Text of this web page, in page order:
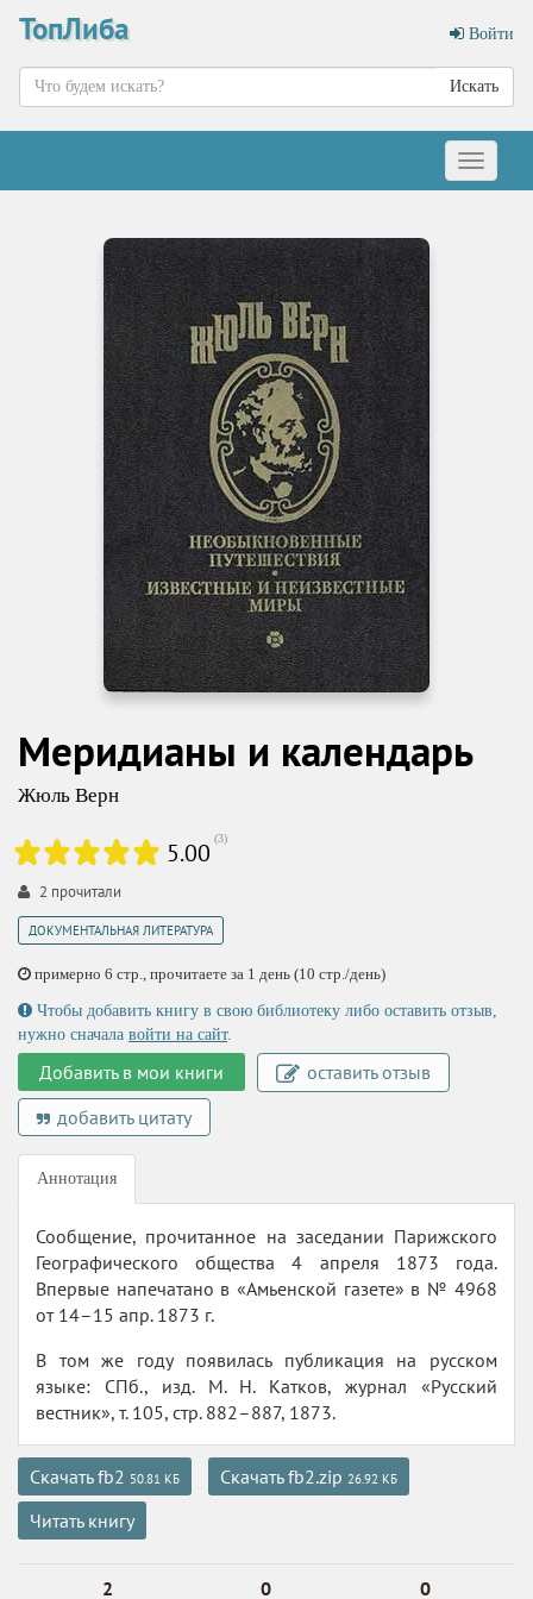
ТопЛиба Войти
Искать
Меню
Меридианы и календарь
Жюль Верн
5.00 (3)
2 прочитали
ДОКУМЕНТАЛЬНАЯ ЛИТЕРАТУРА
примерно 6 стр., прочитаете за 1 день (10 стр./день)
Чтобы добавить книгу в свою библиотеку либо оставить отзыв,
нужно сначала войти на сайт.
Добавить в мои книги
оставить отзыв
добавить цитату
Аннотация
Сообщение, прочитанное на заседании Парижского
Географического общества 4 апреля 1873 года.
Впервые напечатано в «Амьенской газете» в № 4968
от 14–15 апр. 1873 г.
В том же году появилась публикация на русском
языке: СПб., изд. М. Н. Катков, журнал «Русский
вестник», т. 105, стр. 882–887, 1873.
Скачать fb2 50.81 КБ Скачать fb2.zip 26.92 КБ
Читать книгу
2 0 0